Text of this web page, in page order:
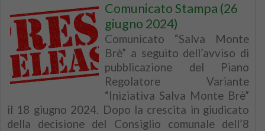
Comunicato Stampa (26
giugno 2024)
Comunicato “Salva Monte
Brè” a seguito dell’avviso di
pubblicazione del Piano
Regolatore Variante
“Iniziativa Salva Monte Brè”
il 18 giugno 2024. Dopo la crescita in giudicato
della decisione del Consiglio comunale dell’8